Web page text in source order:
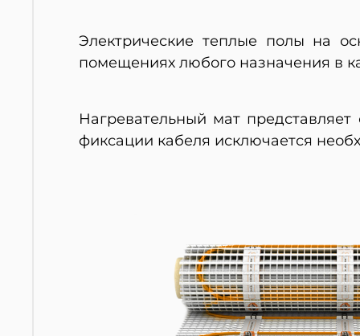
Электрические теплые полы на
помещениях любого назначения в
Нагревательный мат
фиксации кабеля исключается